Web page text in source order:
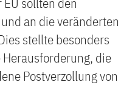
an die veränderten
stellte besonders
die
Postverzollung von